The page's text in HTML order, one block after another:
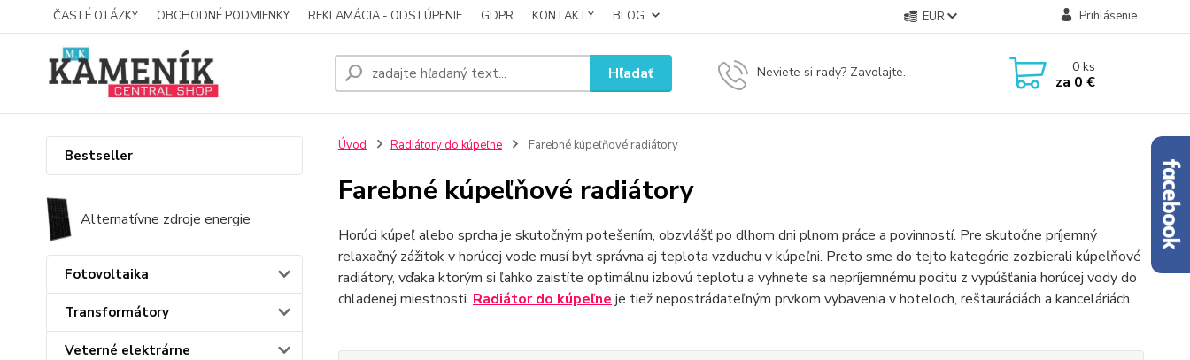
ČASTÉ OTÁZKY OBCHODNÉ PODMIENKY REKLAMÁCIA - ODSTÚPENIE GDPR KONTAKTY BLOG EUR Prihlásenie
Hľadať Neviete si rady? Zavolajte. 0ks
za 0 €
Bestseller
Alternatívne zdroje energie
Fotovoltaika
Transformátory
Veterné elektrárne
Úvod Radiátory do kúpeľne Farebné kúpeľňové radiátory
Farebné kúpeľňové radiátory
Horúci kúpeľ alebo sprcha je skutočným potešením, obzvlášť po dlhom dni plnom práce a povinností. Pre skutočne príjemný
relaxačný zážitok v horúcej vode musí byť správna aj teplota vzduchu v kúpeľni. Preto sme do tejto kategórie zozbierali kúpeľňové
radiátory, vďaka ktorým si ľahko zaistíte optimálnu izbovú teplotu a vyhnete sa nepríjemnému pocitu z vypúšťania horúcej vody do
chladenej miestnosti. Radiátor do kúpeľne je tiež nepostrádateľným prvkom vybavenia v hoteloch, reštauráciách a kanceláriách.